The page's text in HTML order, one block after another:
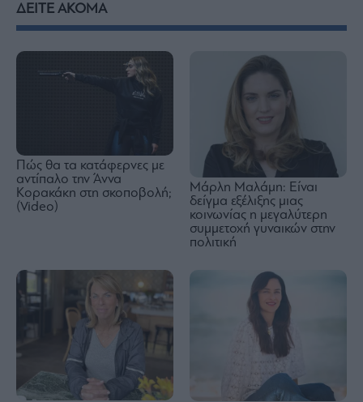
ΔΕΙΤΕ ΑΚΟΜΑ
Πώς θα τα κατάφερνες με
αντίπαλο την Άννα
Κορακάκη στη σκοποβολή;
(Video)
Μάρλη Μαλάμη: Είναι
δείγμα εξέλιξης μιας
κοινωνίας η μεγαλύτερη
συμμετοχή γυναικών στην
πολιτική